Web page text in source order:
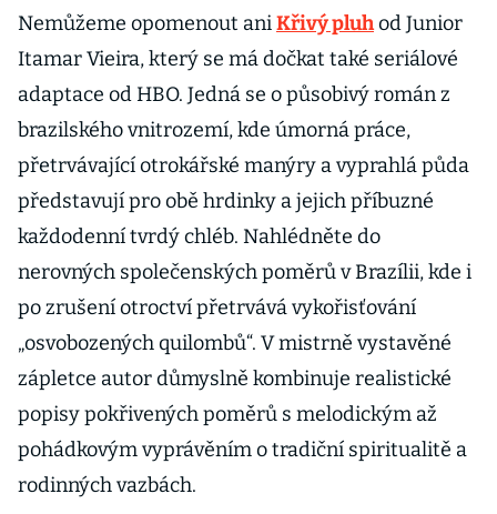
Nemůžeme opomenout aniKřivý pluhod Junior
Itamar Vieira, který se má dočkat také seriálové
adaptace od HBO. Jedná se o působivý román z
brazilského vnitrozemí, kde úmorná práce,
přetrvávající otrokářské manýry a vyprahlá půda
představují pro obě hrdinky a jejich příbuzné
každodenní tvrdý chléb. Nahlédněte do
nerovných společenských poměrů v Brazílii, kde i
po zrušení otroctví přetrvává vykořisťování
„osvobozených quilombů“. V mistrně vystavěné
zápletce autor důmyslně kombinuje realistické
popisy pokřivených poměrů s melodickým až
pohádkovým vyprávěním o tradiční spiritualitě a
rodinných vazbách.